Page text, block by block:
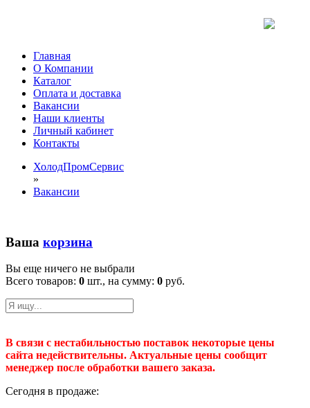
Главная
О Компании
Каталог
Оплата и доставка
Вакансии
Наши клиенты
Личный кабинет
Контакты
ХолодПромСервис
»
Вакансии
Ваша корзина
Вы еще ничего не выбрали
Всего товаров: 0 шт., на сумму: 0 руб.
В связи с нестабильностью поставок некоторые цены
сайта недействительны. Актуальные цены сообщит
менеджер после обработки вашего заказа.
Сегодня в продаже: